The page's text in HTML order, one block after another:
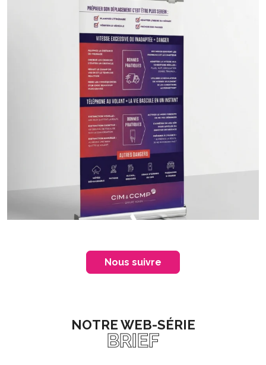
Nous suivre
NOTRE WEB-SÉRIE
BRIEF